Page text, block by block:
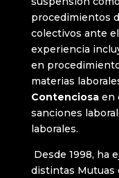
procedimientos
colectivos ante el
experiencia
en
materias
Contenciosaen
sanciones
laborales.
Desde 1998, ha
distintas Mutuas